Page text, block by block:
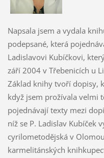
Napsala jsem a vydala
podepsané, která
Ladislavovi Kubíčkovi,
září 2004 v Třebenicích u
Základ knihy tvoří dopisy,
když jsem prožívala velmi
pojednávají texty mezi
níž se P. Ladislav Kubíček
cyrilometodějská v
karmelitánských